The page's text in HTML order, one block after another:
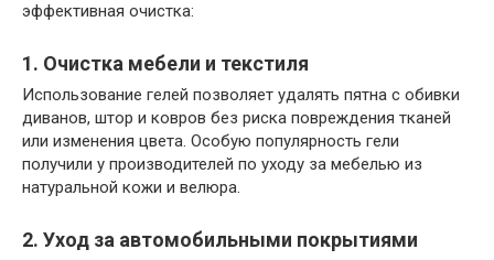
эффективная очистка:
1. Очистка мебели и текстиля
Использование гелей позволяет удалять пятна с обивки
диванов, штор и ковров без риска повреждения тканей
или изменения цвета. Особую популярность гели
получили у производителей по уходу за мебелью из
натуральной кожи и велюра.
2. Уход за автомобильными покрытиями